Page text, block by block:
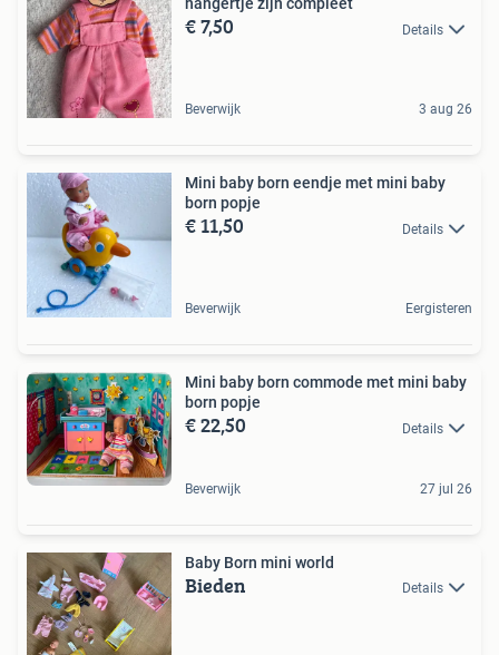
hangertje zijn compleet
€ 7,50 Details
Beverwijk 3 aug 26
Mini baby born eendje met mini baby
born popje
€ 11,50 Details
Beverwijk Eergisteren
Mini baby born commode met mini baby
born popje
€ 22,50 Details
Beverwijk 27 jul 26
Baby Born mini world
Bieden Details